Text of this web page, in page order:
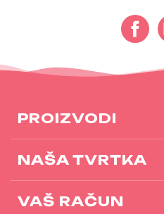
PROIZVODI
NAŠA TVRTKA
VAŠ RAČUN